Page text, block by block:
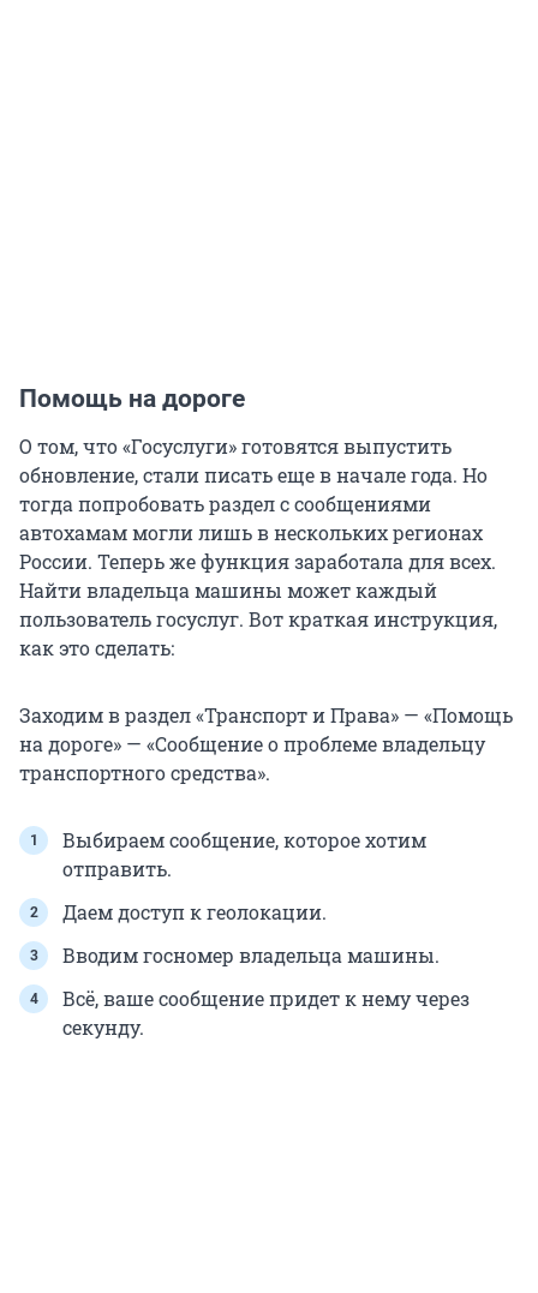
Помощь на дороге
О том, что «Госуслуги» готовятся выпустить
обновление, стали писать еще в начале года. Но
тогда попробовать раздел с сообщениями
автохамам могли лишь в нескольких регионах
России. Теперь же функция заработала для всех.
Найти владельца машины может каждый
пользователь госуслуг. Вот краткая инструкция,
как это сделать:
Заходим в раздел «Транспорт и Права» — «Помощь
на дороге» — «Сообщение о проблеме владельцу
транспортного средства».
Выбираем сообщение, которое хотим
отправить.
Даем доступ к геолокации.
Вводим госномер владельца машины.
Всё, ваше сообщение придет к нему через
секунду.